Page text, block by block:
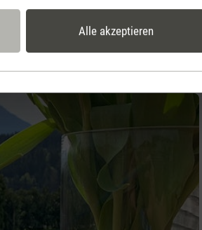
Alle akzeptieren
Öl in die Luft zu bringen,
mit Ultraschall-Technologie.